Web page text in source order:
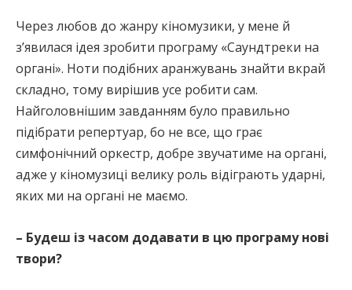
Через любов до жанру кіномузики, у мене й
з’явилася ідея зробити програму «Саундтреки на
органі». Ноти подібних аранжувань знайти вкрай
складно, тому вирішив усе робити сам.
Найголовнішим завданням було правильно
підібрати репертуар, бо не все, що грає
симфонічний оркестр, добре звучатиме на органі,
адже у кіномузиці велику роль відіграють ударні,
яких ми на органі не маємо.
– Будеш із часом додавати в цю програму нові
твори?